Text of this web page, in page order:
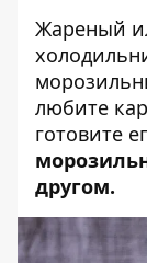
Жареный
любите
готовите
другом.